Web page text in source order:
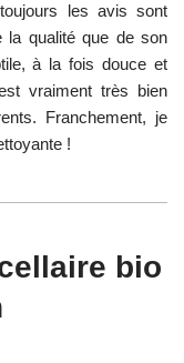
les avis sont
la qualité que de son
à la fois douce et
vraiment très bien
Franchement, je
!
bio